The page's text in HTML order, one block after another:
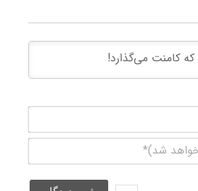
(منتشر